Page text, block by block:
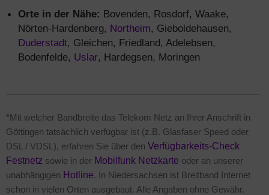
Orte in der Nähe: Bovenden, Rosdorf, Waake,
Nörten-Hardenberg, Northeim, Gieboldehausen,
Duderstadt, Gleichen, Friedland, Adelebsen,
Bodenfelde, Uslar, Hardegsen, Moringen
*Mit welcher Bandbreite das Telekom Netz an Ihrer Anschrift in
Göttingen tatsächlich verfügbar ist (z.B. Glasfaser Speed oder
DSL / VDSL), erfahren Sie über den Verfügbarkeits-Check
Festnetz sowie in der Mobilfunk Netzkarte oder an unserer
unabhängigen Hotline. In Niedersachsen ist Breitband Internet
schon in vielen Orten ausgebaut. Alle Angaben ohne Gewähr.